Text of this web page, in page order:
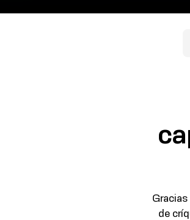
de